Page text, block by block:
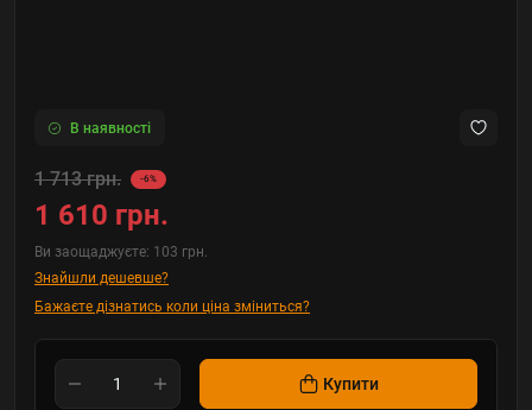
В наявності
1 713 грн. -6%
1 610 грн.
Ви заощаджуєте: 103 грн.
Знайшли дешевше?
Бажаєте дізнатись коли ціна зміниться?
Купити